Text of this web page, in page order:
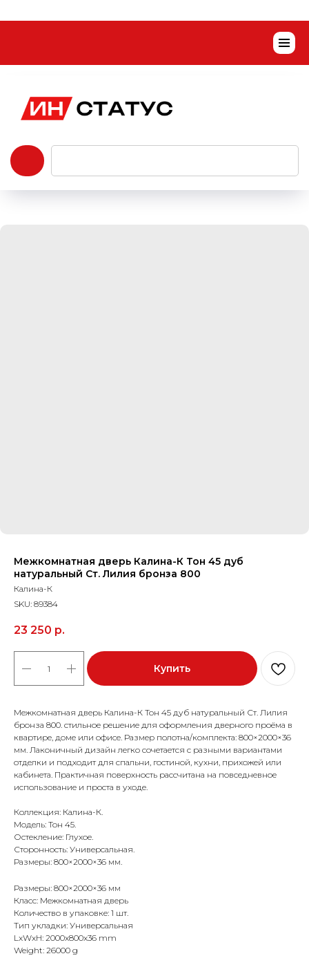
Межкомнатная дверь Калина-К Тон 45 дуб
натуральный Ст. Лилия бронза 800
Калина-К
SKU: 89384
23 250 р.
Купить
Межкомнатная дверь Калина-К Тон 45 дуб натуральный Ст. Лилия
бронза 800. стильное решение для оформления дверного проёма в
квартире, доме или офисе. Размер полотна/комплекта: 800×2000×36
мм. Лаконичный дизайн легко сочетается с разными вариантами
отделки и подходит для спальни, гостиной, кухни, прихожей или
кабинета. Практичная поверхность рассчитана на повседневное
использование и проста в уходе.
Коллекция: Калина-К.
Модель: Тон 45.
Остекление: Глухое.
Сторонность: Универсальная.
Размеры: 800×2000×36 мм.
Размеры: 800×2000×36 мм
Класс: Межкомнатная дверь
Количество в упаковке: 1 шт.
Тип укладки: Универсальная
LxWxH: 2000x800x36 mm
Weight: 26000 g